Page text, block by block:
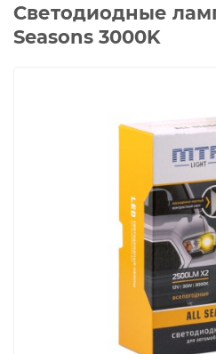
Светодиодные
Seasons 3000K